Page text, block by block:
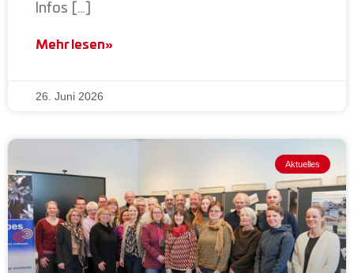
Infos […]
Mehr lesen»
26. Juni 2026
Aktuelles